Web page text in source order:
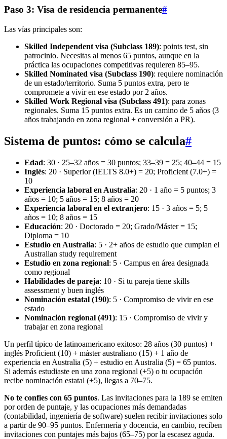
Paso 3: Visa de residencia permanente#
Las vías principales son:
Skilled Independent visa (Subclass 189): points test, sin
patrocinio. Necesitas al menos 65 puntos, aunque en la
práctica las ocupaciones competitivas requieren 85–95.
Skilled Nominated visa (Subclass 190): requiere nominación
de un estado/territorio. Suma 5 puntos extra, pero te
compromete a vivir en ese estado por 2 años.
Skilled Work Regional visa (Subclass 491): para zonas
regionales. Suma 15 puntos extra. Es un camino de 5 años (3
años trabajando en zona regional + conversión a PR).
Sistema de puntos: cómo se calcula#
Edad: 30 · 25–32 años = 30 puntos; 33–39 = 25; 40–44 = 15
Inglés: 20 · Superior (IELTS 8.0+) = 20; Proficient (7.0+) =
10
Experiencia laboral en Australia: 20 · 1 año = 5 puntos; 3
años = 10; 5 años = 15; 8 años = 20
Experiencia laboral en el extranjero: 15 · 3 años = 5; 5
años = 10; 8 años = 15
Educación: 20 · Doctorado = 20; Grado/Máster = 15;
Diploma = 10
Estudio en Australia: 5 · 2+ años de estudio que cumplan el
Australian study requirement
Estudio en zona regional: 5 · Campus en área designada
como regional
Habilidades de pareja: 10 · Si tu pareja tiene skills
assessment y buen inglés
Nominación estatal (190): 5 · Compromiso de vivir en ese
estado
Nominación regional (491): 15 · Compromiso de vivir y
trabajar en zona regional
Un perfil típico de latinoamericano exitoso: 28 años (30 puntos) +
inglés Proficient (10) + máster australiano (15) + 1 año de
experiencia en Australia (5) + estudio en Australia (5) = 65 puntos.
Si además estudiaste en una zona regional (+5) o tu ocupación
recibe nominación estatal (+5), llegas a 70–75.
No te confíes con 65 puntos. Las invitaciones para la 189 se emiten
por orden de puntaje, y las ocupaciones más demandadas
(contabilidad, ingeniería de software) suelen recibir invitaciones solo
a partir de 90–95 puntos. Enfermería y docencia, en cambio, reciben
invitaciones con puntajes más bajos (65–75) por la escasez aguda.